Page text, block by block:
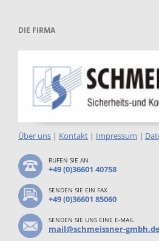
DIE FIRMA
Über uns| Kontakt| Impressum |
RUFEN SIE AN
+49 (0)36601 40758
SENDEN SIE EIN FAX
+49 (0)36601 85060
SENDEN SIE UNS EINE E-MAIL
mail@schmeissner-gmbh.de